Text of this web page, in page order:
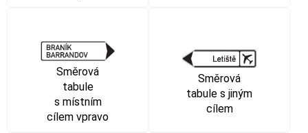
Směrová
tabule
s místním
cílem vpravo
Směrová
tabule s jiným
cílem